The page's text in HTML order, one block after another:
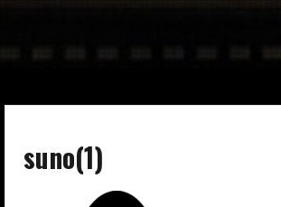
suno(1)